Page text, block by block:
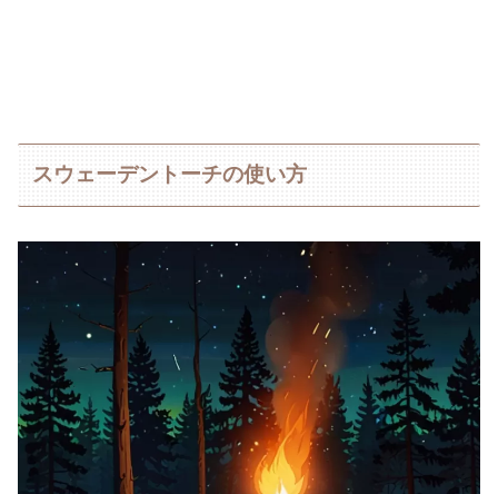
スウェーデントーチの使い方